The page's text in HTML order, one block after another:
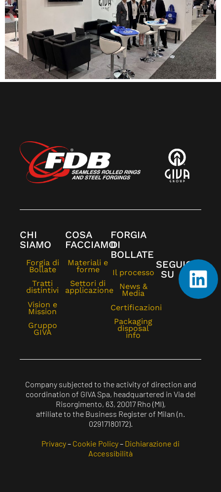
CHI
SIAMO
Forgia di
Bollate
Tratti
distintivi
Vision e
Mission
Gruppo
GIVA
COSA
FACCIAMO
Materiali e
forme
Settori di
applicazione
FORGIA
DI
BOLLATE
Il processo
News &
Media
Certificazioni
Packaging
disposal
info
SEGUICI
SU
Company subjected to the activity of direction and
coordination of GIVA Spa, headquartered in Via del
Risorgimento, 63, 20017 Rho (MI),
affiliate to the Business Register of Milan (n.
02917180172).
Privacy– Cookie Policy– Dichiarazione di
Accessibilità